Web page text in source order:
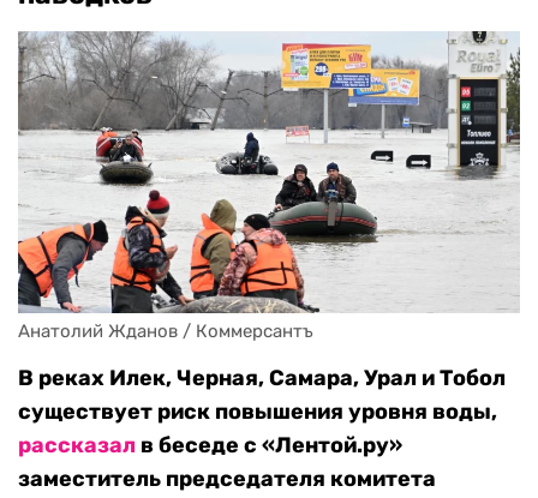
Анатолий Жданов / Коммерсантъ
В реках Илек, Черная, Самара, Урал и Тобол
существует риск повышения уровня воды,
рассказал в беседе с «Лентой.ру»
заместитель председателя комитета